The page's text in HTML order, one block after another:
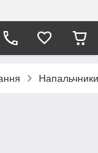
Напальчники